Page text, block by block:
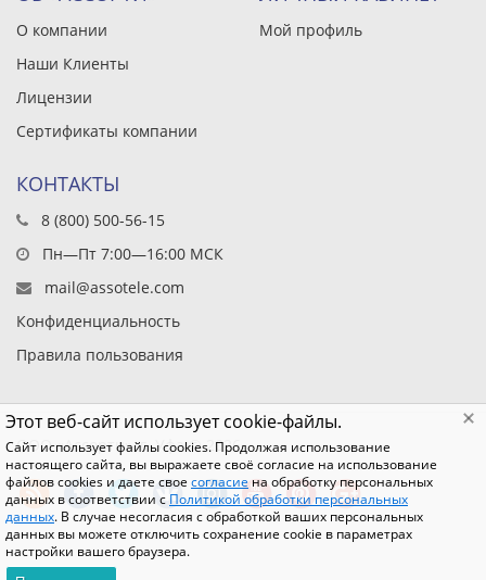
Этот веб-сайт использует cookie-файлы.
Сайт использует файлы cookies. Продолжая использование
настоящего сайта, вы выражаете своё согласие на использование
файлов cookies и даете свое согласие на обработку персональных
данных в соответствии с Политикой обработки персональных
данных. В случае несогласия с обработкой ваших персональных
данных вы можете отключить сохранение cookie в параметрах
настройки вашего браузера.
О компании
Наши Клиенты
Лицензии
Сертификаты компании
Мой профиль
КОНТАКТЫ
8 (800) 500-56-15
Пн—Пт 7:00—16:00 МСК
mail@assotele.com
Конфиденциальность
Правила пользования
ООО «Ассорти», г. Уфа © 2026